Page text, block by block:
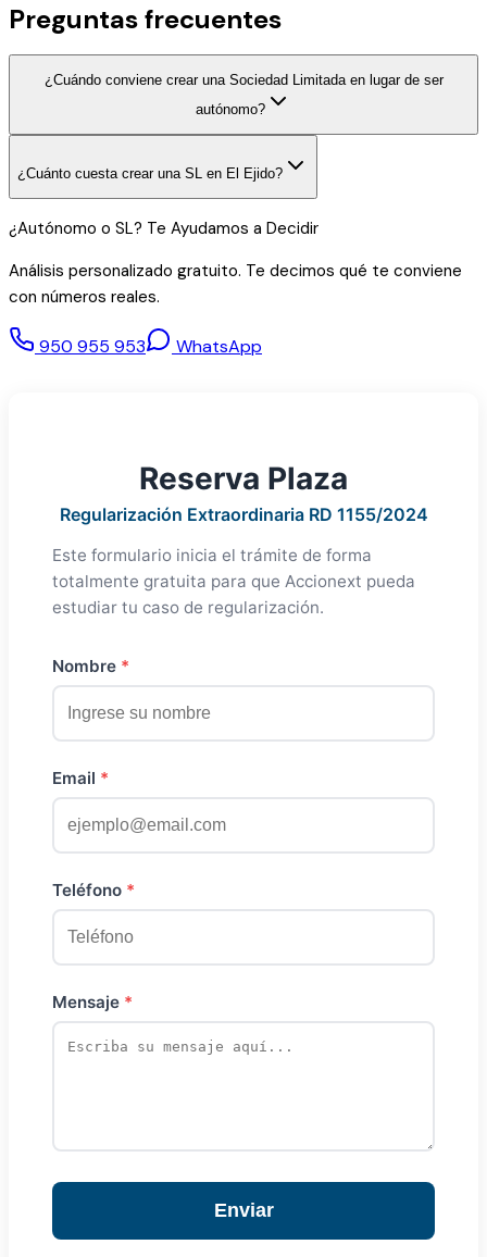
Preguntas frecuentes
¿Cuándo conviene crear una Sociedad Limitada en lugar de ser
autónomo?
¿Cuánto cuesta crear una SL en El Ejido?
¿Autónomo o SL? Te Ayudamos a Decidir
Análisis personalizado gratuito. Te decimos qué te conviene
con números reales.
950 955 953 WhatsApp
Reserva Plaza
Regularización Extraordinaria RD 1155/2024
Este formulario inicia el trámite de forma
totalmente gratuita para que Accionext pueda
estudiar tu caso de regularización.
Nombre
Email
Teléfono
Mensaje
Enviar